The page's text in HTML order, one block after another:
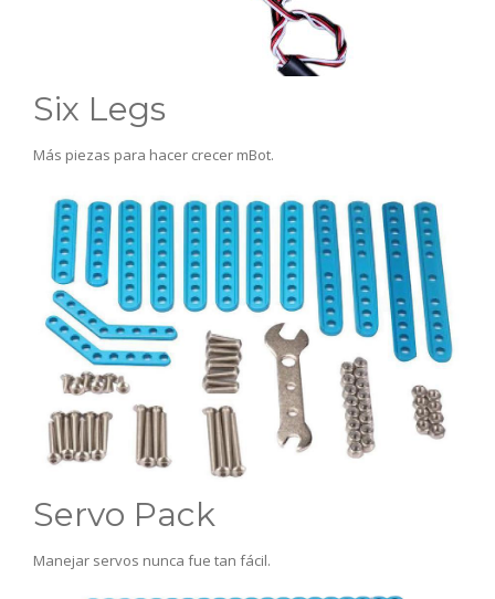
Six Legs
Más piezas para hacer crecer mBot.
Servo Pack
Manejar servos nunca fue tan fácil.